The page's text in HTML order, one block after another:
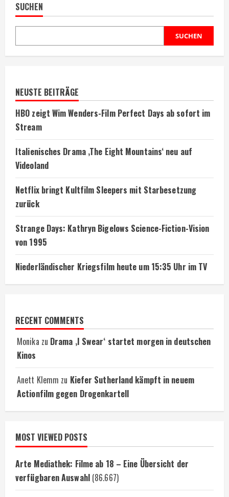
SUCHEN
SUCHEN
NEUSTE BEITRÄGE
HBO zeigt Wim Wenders-Film Perfect Days ab sofort im
Stream
Italienisches Drama ‚The Eight Mountains‘ neu auf
Videoland
Netflix bringt Kultfilm Sleepers mit Starbesetzung
zurück
Strange Days: Kathryn Bigelows Science-Fiction-Vision
von 1995
Niederländischer Kriegsfilm heute um 15:35 Uhr im TV
RECENT COMMENTS
Monika zu Drama ‚I Swear‘ startet morgen in deutschen
Kinos
Anett Klemm zu Kiefer Sutherland kämpft in neuem
Actionfilm gegen Drogenkartell
MOST VIEWED POSTS
Arte Mediathek: Filme ab 18 – Eine Übersicht der
verfügbaren Auswahl (86.667)